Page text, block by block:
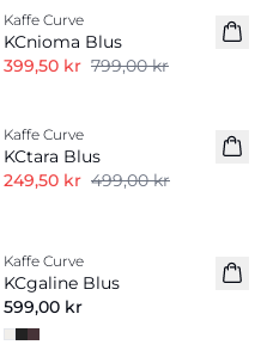
Kaffe Curve
KCnioma Blus
399,50 kr 799,00 kr
Kaffe Curve
KCtara Blus
249,50 kr 499,00 kr
Nyhet
Kaffe Curve
KCgaline Blus
599,00 kr